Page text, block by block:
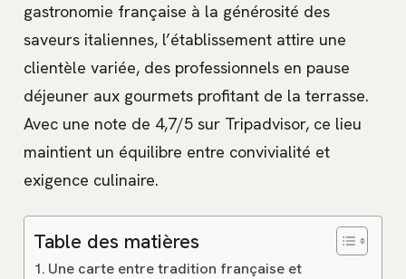
gastronomie française à la générosité des
saveurs italiennes, l’établissement attire une
clientèle variée, des professionnels en pause
déjeuner aux gourmets profitant de la terrasse.
Avec une note de 4,7/5 sur Tripadvisor, ce lieu
maintient un équilibre entre convivialité et
exigence culinaire.
Table des matières
Une carte entre tradition française et